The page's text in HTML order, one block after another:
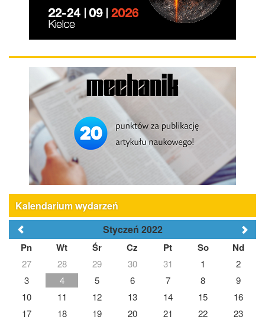
Kalendarium wydarzeń
Styczeń 2022
Pn Wt Śr Cz Pt So Nd
27 28 29 30 31 1
2
3
4 5 6 7 8
9
10
11 12 13 14 15
16
17
18 19 20 21 22
23